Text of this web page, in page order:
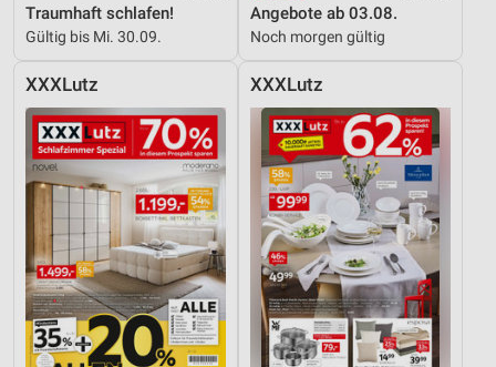
Traumhaft schlafen!
Gültig bis Mi. 30.09.
Angebote ab 03.08.
Noch morgen gültig
XXXLutz XXXLutz